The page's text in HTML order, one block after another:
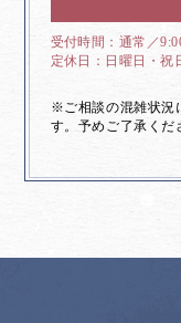
通常／
日曜日・祝
※ご相談の混雑状況
す。予めご了承くだ